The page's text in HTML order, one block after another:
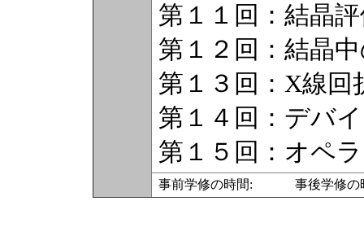
第１１回：結晶
第１２回：結晶
第１３回：X線回
第１４回：デバ
第１５回：オペ
事前学修の時間: 事後学修の